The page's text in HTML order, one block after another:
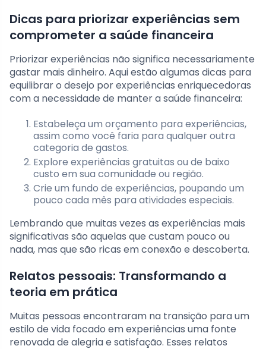
Dicas para priorizar experiências sem
comprometer a saúde financeira
Priorizar experiências não significa necessariamente
gastar mais dinheiro. Aqui estão algumas dicas para
equilibrar o desejo por experiências enriquecedoras
com a necessidade de manter a saúde financeira:
Estabeleça um orçamento para experiências,
assim como você faria para qualquer outra
categoria de gastos.
Explore experiências gratuitas ou de baixo
custo em sua comunidade ou região.
Crie um fundo de experiências, poupando um
pouco cada mês para atividades especiais.
Lembrando que muitas vezes as experiências mais
significativas são aquelas que custam pouco ou
nada, mas que são ricas em conexão e descoberta.
Relatos pessoais: Transformando a
teoria em prática
Muitas pessoas encontraram na transição para um
estilo de vida focado em experiências uma fonte
renovada de alegria e satisfação. Esses relatos